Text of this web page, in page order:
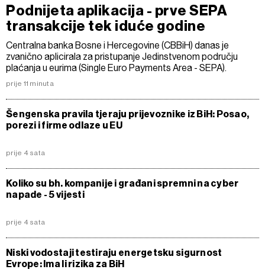
Podnijeta aplikacija - prve SEPA
transakcije tek iduće godine
Centralna banka Bosne i Hercegovine (CBBiH) danas je
zvanično aplicirala za pristupanje Jedinstvenom području
plaćanja u eurima (Single Euro Payments Area - SEPA).
prije 11 minuta
Šengenska pravila tjeraju prijevoznike iz BiH: Posao,
porezi i firme odlaze u EU
prije 4 sata
Koliko su bh. kompanije i građani spremni na cyber
napade - 5 vijesti
prije 4 sata
Niski vodostaji testiraju energetsku sigurnost
Evrope: Ima li rizika za BiH